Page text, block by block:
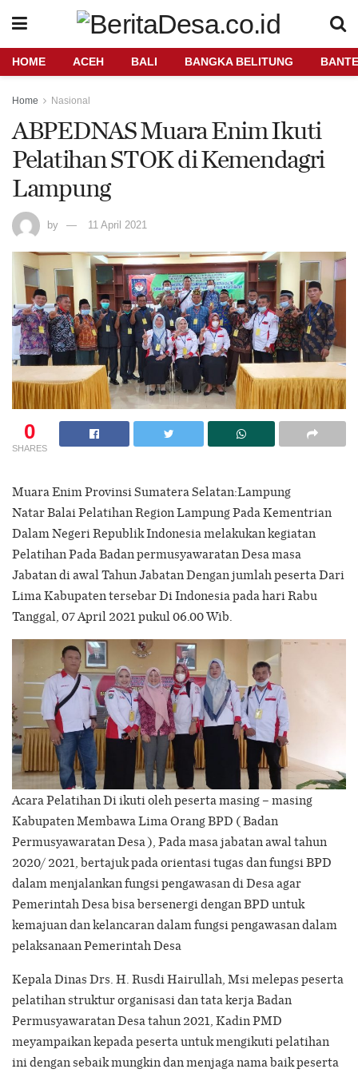
HOME ACEH BALI BANGKA BELITUNG
Home Nasional
ABPEDNAS Muara Enim Ikuti
Pelatihan STOK di Kemendagri
Lampung
by 11 April 2021
0
SHARES
Muara Enim Provinsi Sumatera Selatan:Lampung
Natar Balai Pelatihan Region Lampung Pada Kementrian
Dalam Negeri Republik Indonesia melakukan kegiatan
Pelatihan Pada Badan permusyawaratan Desa masa
Jabatan di awal Tahun Jabatan Dengan jumlah peserta Dari
Lima Kabupaten tersebar Di Indonesia pada hari Rabu
Tanggal, 07 April 2021 pukul 06.00 Wib.
Acara Pelatihan Di ikuti oleh peserta masing – masing
Kabupaten Membawa Lima Orang BPD ( Badan
Permusyawaratan Desa ), Pada masa jabatan awal tahun
2020/ 2021, bertajuk pada orientasi tugas dan fungsi BPD
dalam menjalankan fungsi pengawasan di Desa agar
Pemerintah Desa bisa bersenergi dengan BPD untuk
kemajuan dan kelancaran dalam fungsi pengawasan dalam
pelaksanaan Pemerintah Desa
Kepala Dinas Drs. H. Rusdi Hairullah, Msi melepas peserta
pelatihan struktur organisasi dan tata kerja Badan
Permusyawaratan Desa tahun 2021, Kadin PMD
meyampaikan kepada peserta untuk mengikuti pelatihan
ini dengan sebaik mungkin dan menjaga nama baik peserta